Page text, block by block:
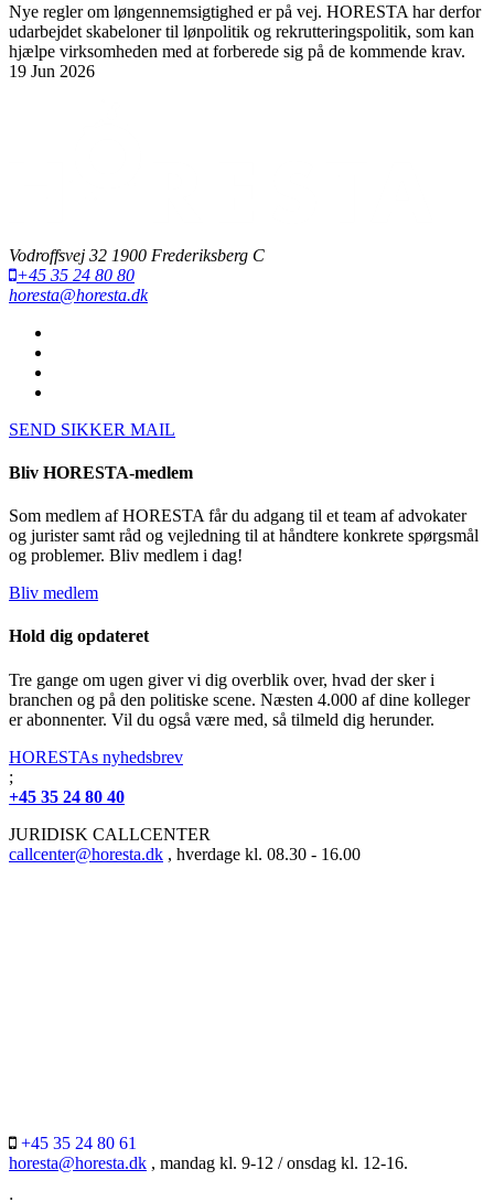
Nye regler om løngennemsigtighed er på vej. HORESTA har derfor
udarbejdet skabeloner til lønpolitik og rekrutteringspolitik, som kan
hjælpe virksomheden med at forberede sig på de kommende krav.
19 Jun 2026
Vodroffsvej 32 1900 Frederiksberg C
+45 35 24 80 80
horesta@horesta.dk
SEND SIKKER MAIL
Bliv HORESTA-medlem
Som medlem af HORESTA får du adgang til et team af advokater
og jurister samt råd og vejledning til at håndtere konkrete spørgsmål
og problemer. Bliv medlem i dag!
Bliv medlem
Hold dig opdateret
Tre gange om ugen giver vi dig overblik over, hvad der sker i
branchen og på den politiske scene. Næsten 4.000 af dine kolleger
er abonnenter. Vil du også være med, så tilmeld dig herunder.
HORESTAs nyhedsbrev
;
+45 35 24 80 40
JURIDISK CALLCENTER
callcenter@horesta.dk , hverdage kl. 08.30 - 16.00
+45 35 24 80 61
horesta@horesta.dk , mandag kl. 9-12 / onsdag kl. 12-16.